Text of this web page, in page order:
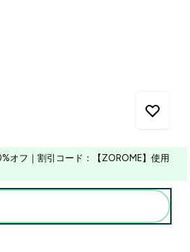
オフ｜割引コード：【ZOROME】使用
price